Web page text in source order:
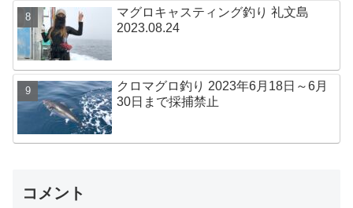
マグロキャスティング釣り 礼文島
2023.08.24
クロマグロ釣り 2023年6月18日～6月
30日まで採捕禁止
コメント